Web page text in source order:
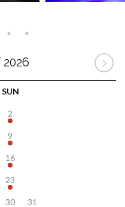
2026
SUN
2
9
16
23
30 31